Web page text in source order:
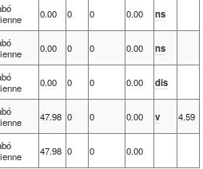
0.00 0 0 0.00
ns
0.00 0 0 0.00
ns
0.00 0 0 0.00
dis
47.98 0 0 0.00 v
4.59
47.98 0 0 0.00